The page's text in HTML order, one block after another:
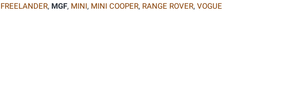
FREELANDER, MGF, MINI, MINI COOPER, RANGE ROVER, VOGUE